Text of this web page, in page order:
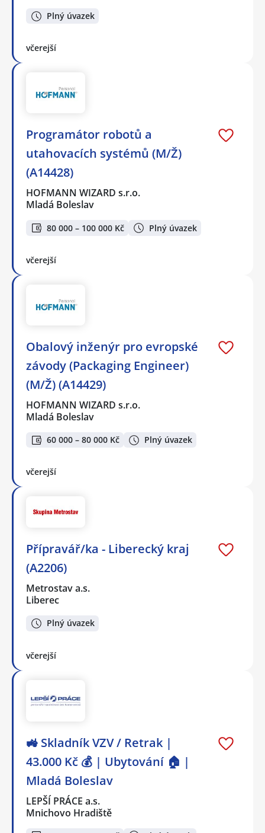
Plný úvazek
včerejší
Programátor robotů a
utahovacích systémů (M/Ž)
(A14428)
HOFMANN WIZARD s.r.o.
Mladá Boleslav
80 000 – 100 000 Kč Plný úvazek
včerejší
Obalový inženýr pro evropské
závody (Packaging Engineer)
(M/Ž) (A14429)
HOFMANN WIZARD s.r.o.
Mladá Boleslav
60 000 – 80 000 Kč Plný úvazek
včerejší
Přípravář/ka - Liberecký kraj
(A2206)
Metrostav a.s.
Liberec
Plný úvazek
včerejší
🚜 Skladník VZV / Retrak |
43.000 Kč 💰 | Ubytování 🏠 |
Mladá Boleslav
LEPŠÍ PRÁCE a.s.
Mnichovo Hradiště